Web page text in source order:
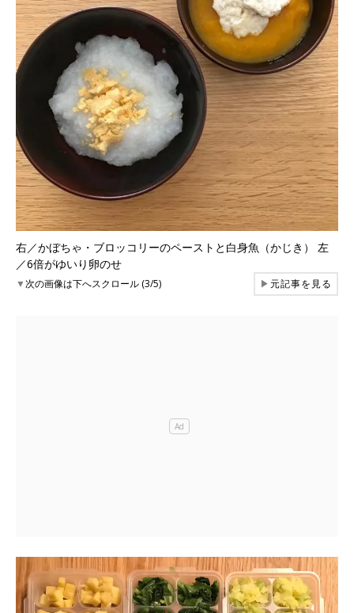
右／かぼちゃ・ブロッコリーのペーストと白身魚（かじき） 左
／6倍がゆいり卵のせ
▼次の画像は下へスクロール (3/5) ▶元記事を見る